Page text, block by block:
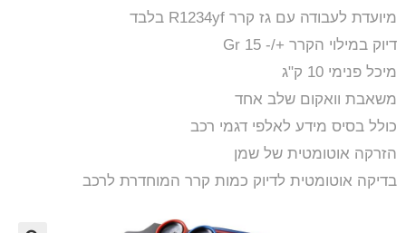
מיועדת לעבודה עם גז קרר R1234yf בלבד
דיוק במילוי הקרר +/- Gr 15
מיכל פנימי 10 ק"ג
משאבת וואקום שלב אחד
כולל בסיס מידע לאלפי דגמי רכב
הזרקה אוטומטית של שמן
בדיקה אוטומטית לדיוק כמות קרר המוחדרת לרכב